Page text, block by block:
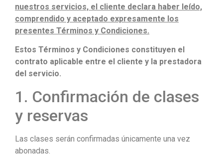
nuestros servicios, el cliente declara haber leído,
comprendido y aceptado expresamente los
presentes Términos y Condiciones.
Estos Términos y Condiciones constituyen el
contrato aplicable entre el cliente y la prestadora
del servicio.
1. Confirmación de clases
y reservas
Las clases serán confirmadas únicamente una vez
abonadas.